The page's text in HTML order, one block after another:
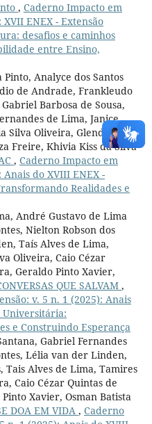
, Caderno Impacto em
ENEX - Extensão
desafios e caminhos
entre Ensino,
Analyce dos Santos
de Andrade, Frankleudo
Barbosa de Sousa,
de Lima, Janice
Silva Oliveira, Glenda Agra,
Freire, Khivia Kiss da Silva
, Caderno Impacto em
do XVIII ENEX -
Realidades e
André Gustavo de Lima
Nielton Robson dos
Taís Alves de Lima,
Oliveira, Caio Cézar
Geraldo Pinto Xavier,
QUE SALVAM ,
v. 5 n. 1 (2025): Anais
Universitária:
e Construindo Esperança
Gabriel Fernandes
Lélia van der Linden,
Tais Alves de Lima, Tamires
Caio Cézar Quintas de
Xavier, Osman Batista
DOA EM VIDA , Caderno